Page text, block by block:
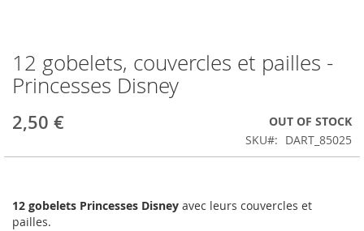
Skip
to
the
of
images
12 gobelets, couvercles et pailles -
Princesses Disney
2,50 €
OUT OF STOCK
SKU
DART_85025
12 gobelets Princesses Disney avec leurs couvercles et
pailles.